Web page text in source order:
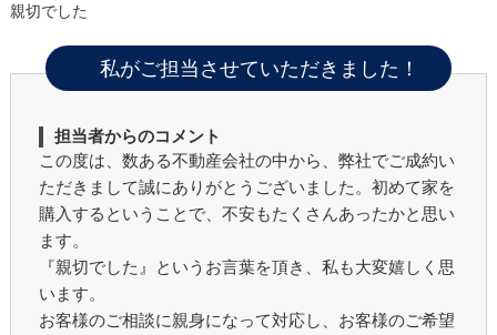
親切でした
私がご担当させていただきました！
担当者からのコメント
この度は、数ある不動産会社の中から、弊社でご成約い
ただきまして誠にありがとうございました。初めて家を
購入するということで、不安もたくさんあったかと思い
ます。
『親切でした』というお言葉を頂き、私も大変嬉しく思
います。
お客様のご相談に親身になって対応し、お客様のご希望